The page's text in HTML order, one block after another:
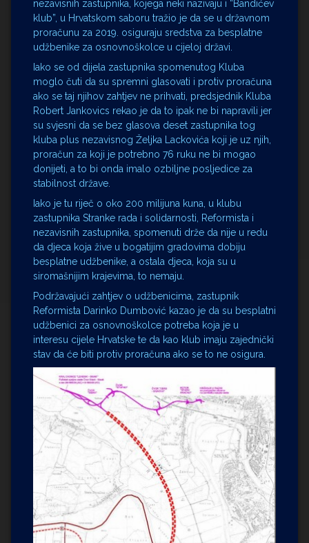
nezavisnih zastupnika, kojega neki nazivaju i “Bandićev
klub”, u Hrvatskom saboru tražio je da se u državnom
proračunu za 2019. osiguraju sredstva za besplatne
udžbenike za osnovnoškolce u cijeloj državi.
Iako se od dijela zastupnika spomenutog Kluba
moglo čuti da su spremni glasovati i protiv proračuna
ako se taj njihov zahtjev ne prihvati, predsjednik Kluba
Robert Jankovics rekao je da to ipak ne bi napravili jer
su svjesni da se bez glasova deset zastupnika tog
kluba plus nezavisnog Željka Lackovića koji je uz njih,
proračun za koji je potrebno 76 ruku ne bi mogao
donijeti, a to bi onda imalo ozbiljne posljedice za
stabilnost države.
Iako je tu riječ o oko 200 milijuna kuna, u klubu
zastupnika Stranke rada i solidarnosti, Reformista i
nezavisnih zastupnika, spomenuti drže da nije u redu
da djeca koja žive u bogatijim gradovima dobiju
besplatne udžbenike, a ostala djeca, koja su u
siromašnijim krajevima, to nemaju.
Podržavajući zahtjev o udžbenicima, zastupnik
Reformista Darinko Dumbović kazao je da su besplatni
udžbenici za osnovnoškolce potreba koja je u
interesu cijele Hrvatske te da kao klub imaju zajednički
stav da će biti protiv proračuna ako se to ne osigura.